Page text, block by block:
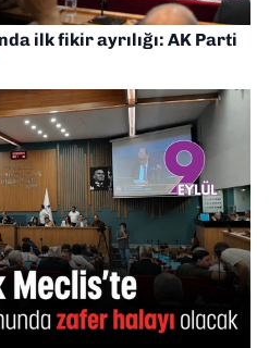
ilk fikir ayrılığı: AK Parti